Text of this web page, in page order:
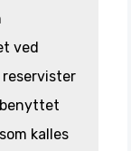
ved
benyttet
kalles